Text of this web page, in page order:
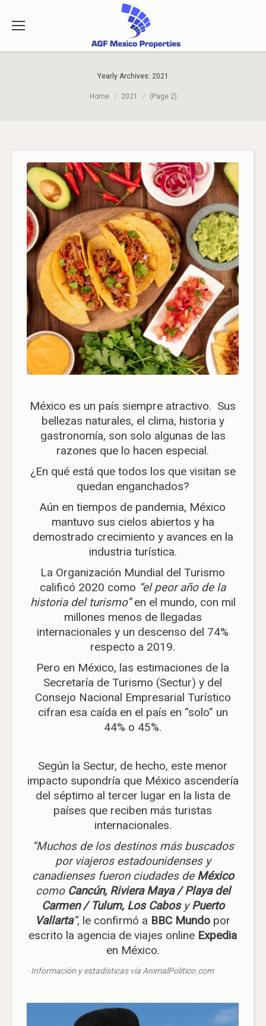
Yearly Archives: 2021
Home 2021 (Page 2)
México es un país siempre atractivo. Sus
bellezas naturales, el clima, historia y
gastronomía, son solo algunas de las
razones que lo hacen especial.
¿En qué está que todos los que visitan se
quedan enganchados?
Aún en tiempos de pandemia, México
mantuvo sus cielos abiertos y ha
demostrado crecimiento y avances en la
industria turística.
La Organización Mundial del Turismo
calificó 2020 como “el peor año de la
historia del turismo”en el mundo, con mil
millones menos de llegadas
internacionales y un descenso del 74%
respecto a 2019.
Pero en México, las estimaciones de la
Secretaría de Turismo (Sectur) y del
Consejo Nacional Empresarial Turístico
cifran esa caída en el país en “solo” un
44% o 45%.
Según la Sectur, de hecho, este menor
impacto supondría que México ascendería
del séptimo al tercer lugar en la lista de
países que reciben más turistas
internacionales.
“Muchos de los destinos más buscados
por viajeros estadounidenses y
canadienses fueron ciudades de México
como Cancún, Riviera Maya / Playa del
Carmen / Tulum, Los CabosyPuerto
Vallarta”, le confirmó a BBC Mundo por
escrito la agencia de viajes online Expedia
en México.
· Información y estadísticas vía AnimalPolitico.com